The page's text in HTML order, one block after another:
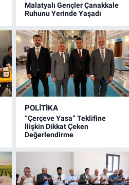
Malatyalı Gençler Çanakkale
Ruhunu Yerinde Yaşadı
POLITIKA
“Çerçeve Yasa” Teklifine
İlişkin Dikkat Çeken
Değerlendirme